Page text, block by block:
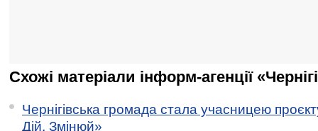
Схожі матеріали інформ-агенції
Чернігівська громада стала учасницею
Дій. Змінюй»